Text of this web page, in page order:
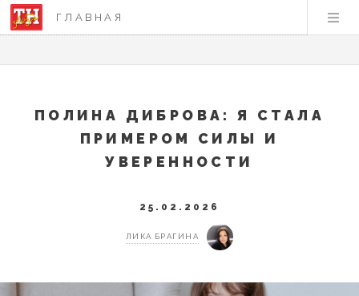
ГЛАВНАЯ
ПОЛИНА ДИБРОВА: Я СТАЛА
ПРИМЕРОМ СИЛЫ И
УВЕРЕННОСТИ
25.02.2026
ЛИКА БРАГИНА